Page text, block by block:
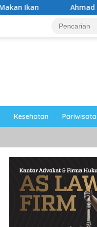
Ahmad Setiawan
Kesehatan Pariwisata